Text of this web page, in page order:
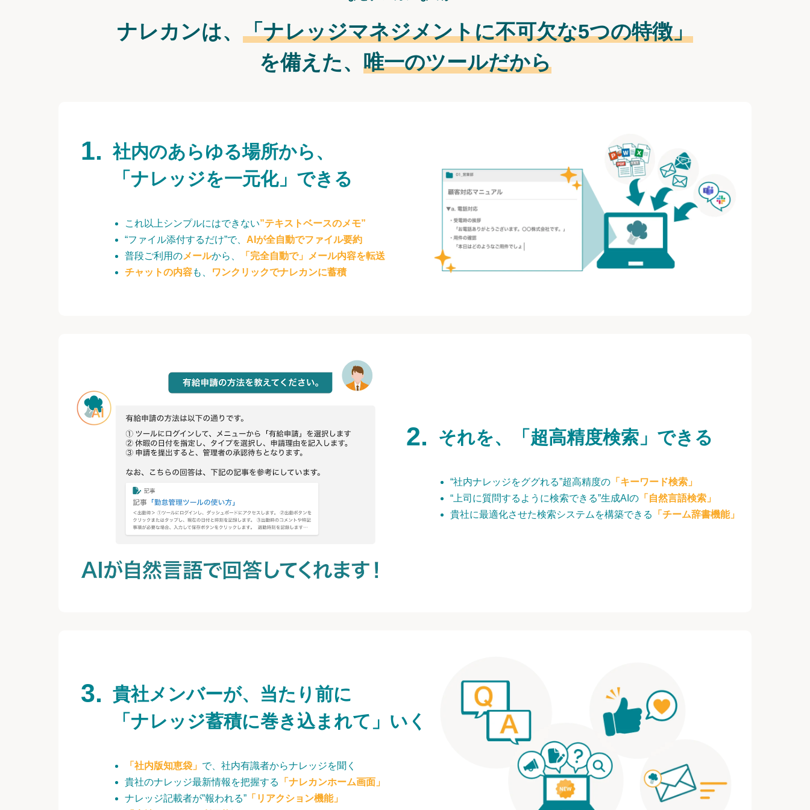
ナレカンは、 「ナレッジマネジメントに不可欠な5つの特徴」
を備えた、 唯一のツールだから
社内のあらゆる場所から、
「ナレッジを一元化」できる
これ以上シンプルにはできない”テキストベースのメモ”
“ファイル添付するだけ”で、 AIが全自動でファイル要約
普段ご利用のメールから、
「完全自動で」メール内容を転送
チャットの内容も、 ワンクリックでナレカンに蓄積
それを、「超高精度検索」できる
“社内ナレッジをググれる”超高精度の 「キーワード検索」
“上司に質問するように検索できる”生成AIの 「自然言語検索」
貴社に最適化させた検索システムを構築できる
「チーム辞書機能」
貴社メンバーが、当たり前に
「ナレッジ蓄積に巻き込まれて」いく
「社内版知恵袋」 で、社内有識者からナレッジを聞く
貴社のナレッジ最新情報を把握する
「ナレカンホーム画面」
ナレッジ記載者が”報われる” 「リアクション機能」